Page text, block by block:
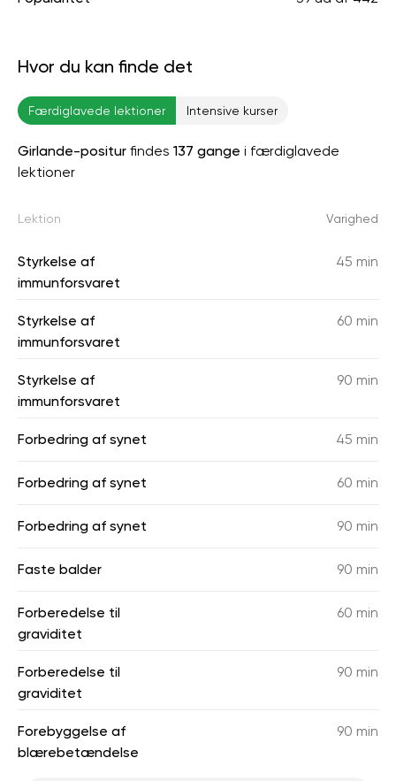
Hvor du kan finde det
Færdiglavede lektioner Intensive kurser
Girlande-positur findes 137 gange i færdiglavede
lektioner
Lektion Varighed
Styrkelse af
immunforsvaret
45 min
Styrkelse af
immunforsvaret
60 min
Styrkelse af
immunforsvaret
90 min
Forbedring af synet 45 min
Forbedring af synet 60 min
Forbedring af synet 90 min
Faste balder 90 min
Forberedelse til
graviditet
60 min
Forberedelse til
graviditet
90 min
Forebyggelse af
blærebetændelse
90 min